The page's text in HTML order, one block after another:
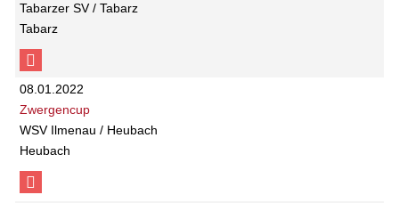
Tabarzer SV / Tabarz
Tabarz
08.01.2022
Zwergencup
WSV Ilmenau / Heubach
Heubach